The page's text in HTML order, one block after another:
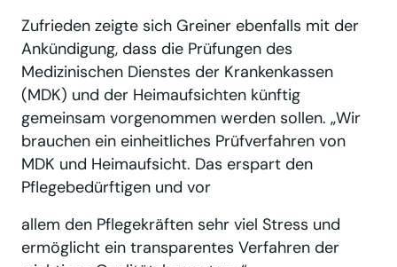
Zufrieden zeigte sich Greiner ebenfalls mit der
Ankündigung, dass die Prüfungen des
Medizinischen Dienstes der Krankenkassen
(MDK) und der Heimaufsichten künftig
gemeinsam vorgenommen werden sollen. „Wir
brauchen ein einheitliches Prüfverfahren von
MDK und Heimaufsicht. Das erspart den
Pflegebedürftigen und vor
allem den Pflegekräften sehr viel Stress und
ermöglicht ein transparentes Verfahren der